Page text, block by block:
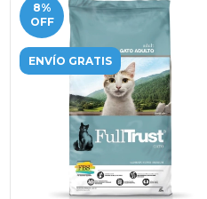
8%
OFF
ENVÍO GRATIS